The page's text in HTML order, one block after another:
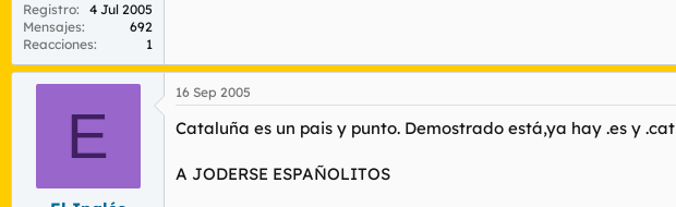
Registro
4 Jul 2005
Mensajes
692
Reacciones
1
E
16 Sep 2005
Cataluña es un pais y punto. Demostrado está,ya hay .es y .cat
A JODERSE ESPAÑOLITOS